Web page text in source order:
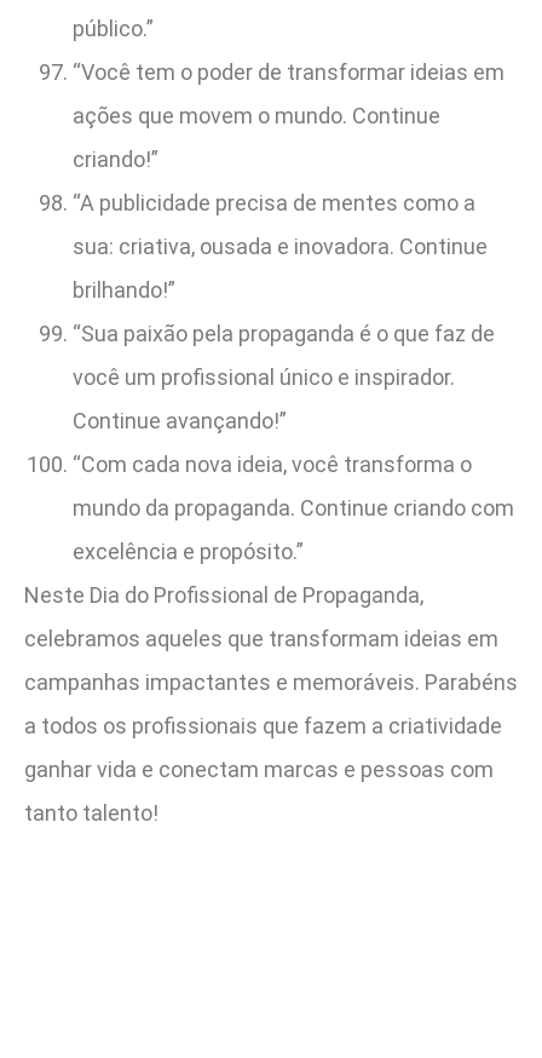
público.”
“Você tem o poder de transformar ideias em
ações que movem o mundo. Continue
criando!”
“A publicidade precisa de mentes como a
sua: criativa, ousada e inovadora. Continue
brilhando!”
“Sua paixão pela propaganda é o que faz de
você um profissional único e inspirador.
Continue avançando!”
“Com cada nova ideia, você transforma o
mundo da propaganda. Continue criando com
excelência e propósito.”
Neste Dia do Profissional de Propaganda,
celebramos aqueles que transformam ideias em
campanhas impactantes e memoráveis. Parabéns
a todos os profissionais que fazem a criatividade
ganhar vida e conectam marcas e pessoas com
tanto talento!